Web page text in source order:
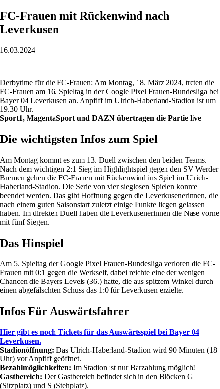
FC-Frauen mit Rückenwind nach
Leverkusen
16.03.2024
Derbytime für die FC-Frauen: Am Montag, 18. März 2024, treten die
FC-Frauen am 16. Spieltag in der Google Pixel Frauen-Bundesliga bei
Bayer 04 Leverkusen an. Anpfiff im Ulrich-Haberland-Stadion ist um
19.30 Uhr.
Sport1, MagentaSport und DAZN übertragen die Partie live
Die wichtigsten Infos zum Spiel
Am Montag kommt es zum 13. Duell zwischen den beiden Teams.
Nach dem wichtigen 2:1 Sieg im Highlightspiel gegen den SV Werder
Bremen gehen die FC-Frauen mit Rückenwind ins Spiel im Ulrich-
Haberland-Stadion. Die Serie von vier sieglosen Spielen konnte
beendet werden. Das gibt Hoffnung gegen die Leverkusenerinnen, die
nach einem guten Saisonstart zuletzt einige Punkte liegen gelassen
haben. Im direkten Duell haben die Leverkusenerinnen die Nase vorne
mit fünf Siegen.
Das Hinspiel
Am 5. Spieltag der Google Pixel Frauen-Bundesliga verloren die FC-
Frauen mit 0:1 gegen die Werkself, dabei reichte eine der wenigen
Chancen die Bayers Levels (36.) hatte, die aus spitzem Winkel durch
einen abgefälschten Schuss das 1:0 für Leverkusen erzielte.
Infos Für Auswärtsfahrer
Hier gibt es noch Tickets für das Auswärtsspiel bei Bayer 04
Leverkusen.
Stadionöffnung: Das Ulrich-Haberland-Stadion wird 90 Minuten (18
Uhr) vor Anpfiff geöffnet.
Bezahlmöglichkeiten: Im Stadion ist nur Barzahlung möglich!
Gastbereich: Der Gastbereich befindet sich in den Blöcken G
(Sitzplatz) und S (Stehplatz).